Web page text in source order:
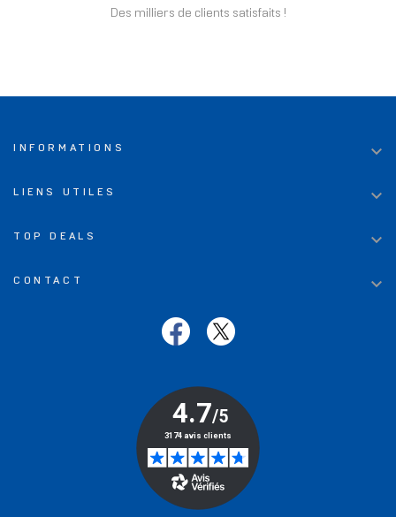
Des milliers de clients satisfaits !
INFORMATIONS 
LIENS UTILES 
TOP DEALS 
CONTACT 